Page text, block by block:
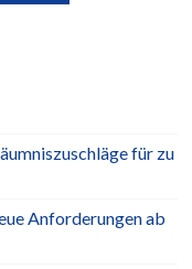
für zu
Anforderungen ab